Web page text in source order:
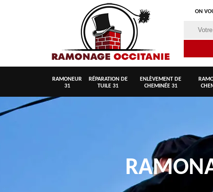
ON
RAMONEUR
31
RÉPARATION DE
TUILE 31
ENLÈVEMENT DE
CHEMINÉE 31